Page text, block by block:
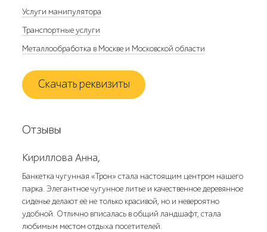
Услуги манипулятора
Транспортные услуги
Металлообработка в Москве и Московской области
Скачать реквизиты
Отзывы
Кириллова Анна,
Банкетка чугунная «Трон» стала настоящим центром нашего
парка. Элегантное чугунное литье и качественное деревянное
сиденье делают её не только красивой, но и невероятно
удобной. Отлично вписалась в общий ландшафт, стала
любимым местом отдыха посетителей.